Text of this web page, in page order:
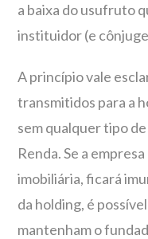
a baixa do usufruto
instituidor (e
A princípio vale
transmitidos para a
sem qualquer tipo
Renda. Se a
imobiliária, ficará
da holding, é
mantenham o